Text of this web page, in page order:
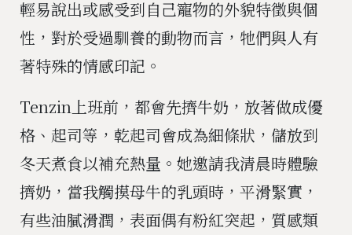
輕易說出或感受到自己寵物的外貌特徵與個
性，對於受過馴養的動物而言，牠們與人有
著特殊的情感印記。
Tenzin上班前，都會先擠牛奶，放著做成優
格、起司等，乾起司會成為細條狀，儲放到
冬天煮食以補充熱量。她邀請我清晨時體驗
擠奶，當我觸摸母牛的乳頭時，平滑緊實，
有些油膩滑潤，表面偶有粉紅突起，質感類